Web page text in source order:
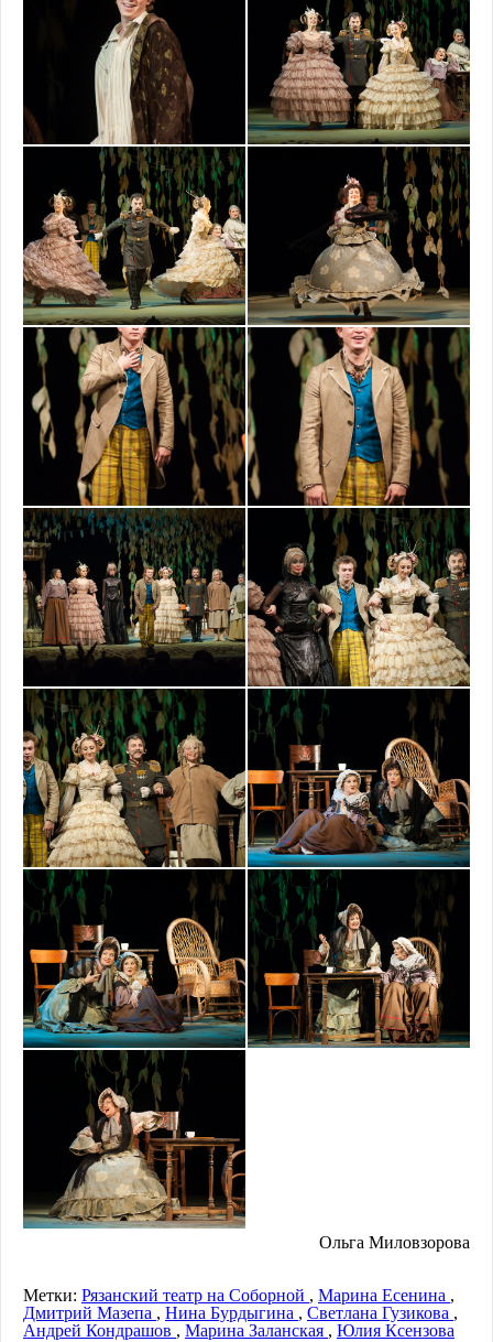
Ольга Миловзорова
Метки: Рязанский театр на Соборной , Марина Есенина ,
Дмитрий Мазепа , Нина Бурдыгина , Светлана Гузикова ,
Андрей Кондрашов , Марина Заланская , Юлия Ксензова